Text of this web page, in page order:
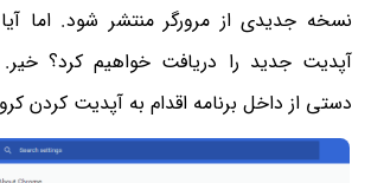
نسخه جدیدی از مرورگر منتشر شود. اما
آپدیت جدید را دریافت خواهیم کرد؟
دستی از داخل برنامه اقدام به آپدیت کردن